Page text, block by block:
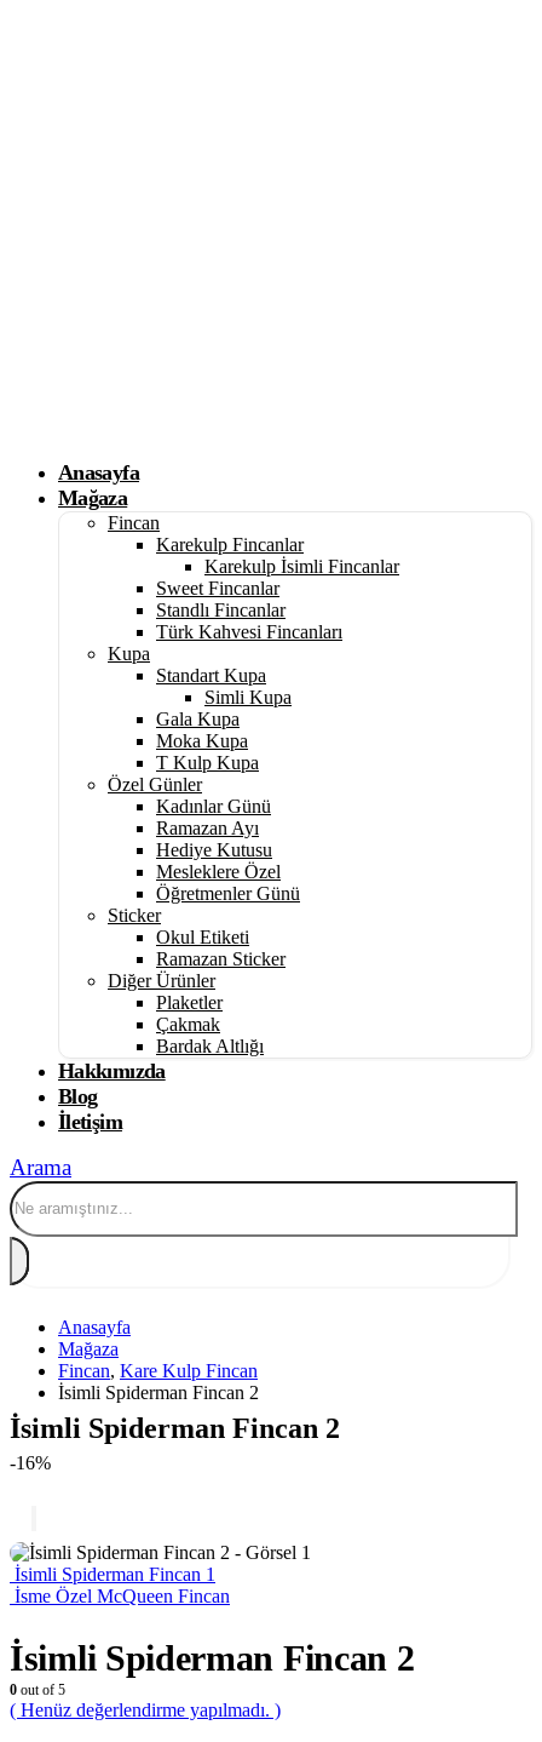
Anasayfa
Mağaza
Fincan
Karekulp Fincanlar
Karekulp İsimli Fincanlar
Sweet Fincanlar
Standlı Fincanlar
Türk Kahvesi Fincanları
Kupa
Standart Kupa
Simli Kupa
Gala Kupa
Moka Kupa
T Kulp Kupa
Özel Günler
Kadınlar Günü
Ramazan Ayı
Hediye Kutusu
Mesleklere Özel
Öğretmenler Günü
Sticker
Okul Etiketi
Ramazan Sticker
Diğer Ürünler
Plaketler
Çakmak
Bardak Altlığı
Hakkımızda
Blog
İletişim
Arama
Anasayfa
Mağaza
Fincan, Kare Kulp Fincan
İsimli Spiderman Fincan 2
İsimli Spiderman Fincan 2
-16%
İsimli Spiderman Fincan 1
İsme Özel McQueen Fincan
İsimli Spiderman Fincan 2
0 out of 5
( Henüz değerlendirme yapılmadı. )